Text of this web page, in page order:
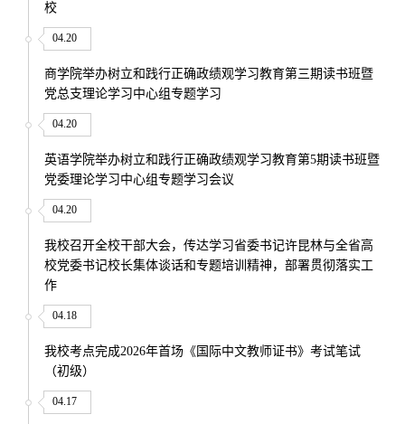
校
04.20
商学院举办树立和践行正确政绩观学习教育第三期读书班暨
党总支理论学习中心组专题学习
04.20
英语学院举办树立和践行正确政绩观学习教育第5期读书班暨
党委理论学习中心组专题学习会议
04.20
我校召开全校干部大会，传达学习省委书记许昆林与全省高
校党委书记校长集体谈话和专题培训精神，部署贯彻落实工
作
04.18
我校考点完成2026年首场《国际中文教师证书》考试笔试
（初级）
04.17